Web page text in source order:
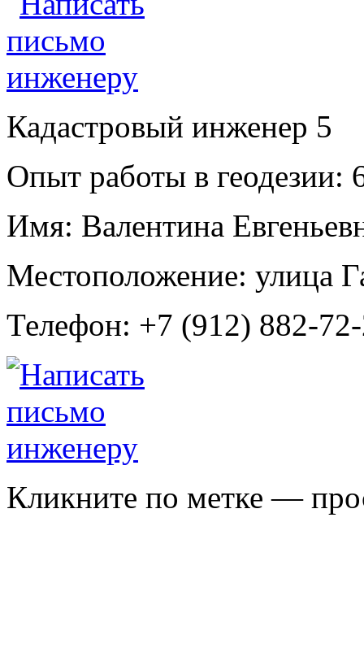
Кадастровый инженер 5
Опыт работы в геодезии:
Имя: Валентина
Местоположение: улица
Телефон: +7 (912) 882-
Кликните по метке —